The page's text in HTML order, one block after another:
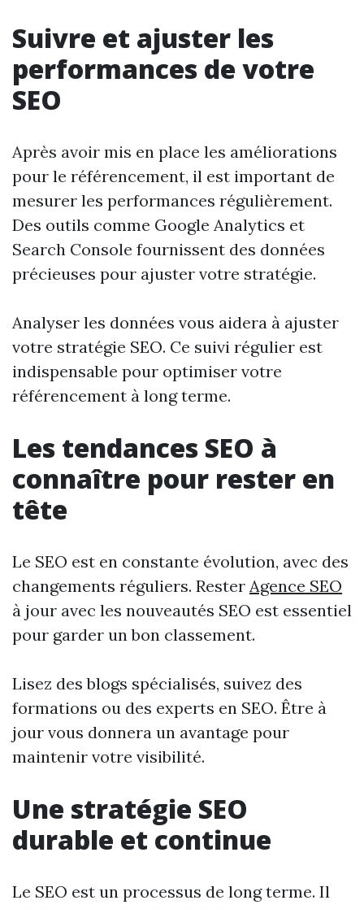
Suivre et ajuster les
performances de votre
SEO
Après avoir mis en place les améliorations
pour le référencement, il est important de
mesurer les performances régulièrement.
Des outils comme Google Analytics et
Search Console fournissent des données
précieuses pour ajuster votre stratégie.
Analyser les données vous aidera à ajuster
votre stratégie SEO. Ce suivi régulier est
indispensable pour optimiser votre
référencement à long terme.
Les tendances SEO à
connaître pour rester en
tête
Le SEO est en constante évolution, avec des
changements réguliers. Rester Agence SEO
à jour avec les nouveautés SEO est essentiel
pour garder un bon classement.
Lisez des blogs spécialisés, suivez des
formations ou des experts en SEO. Être à
jour vous donnera un avantage pour
maintenir votre visibilité.
Une stratégie SEO
durable et continue
Le SEO est un processus de long terme. Il